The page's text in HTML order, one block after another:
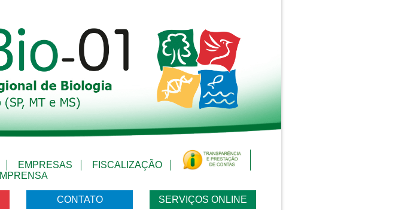
EMPRESAS
FISCALIZAÇÃO
IMPRENSA
CONTATO SERVIÇOS ONLINE